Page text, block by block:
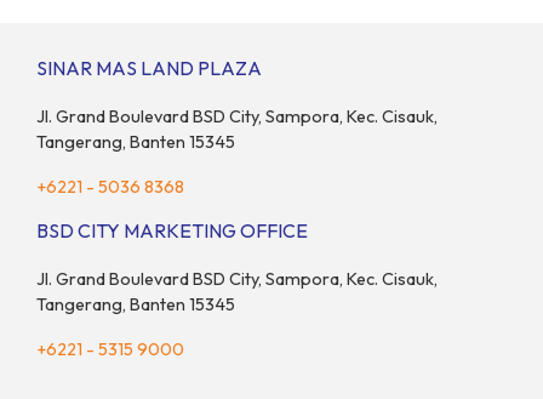
sebesar 14% dibandingkan dengan tahun sebelumnya. Kondisi
SINAR MAS LAND PLAZA
Jl. Grand Boulevard BSD City, Sampora, Kec. Cisauk,
Tangerang, Banten 15345
+6221 - 5036 8368
BSD CITY MARKETING OFFICE
Jl. Grand Boulevard BSD City, Sampora, Kec. Cisauk,
Tangerang, Banten 15345
+6221 - 5315 9000